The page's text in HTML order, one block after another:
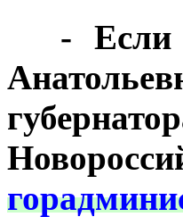
- Если